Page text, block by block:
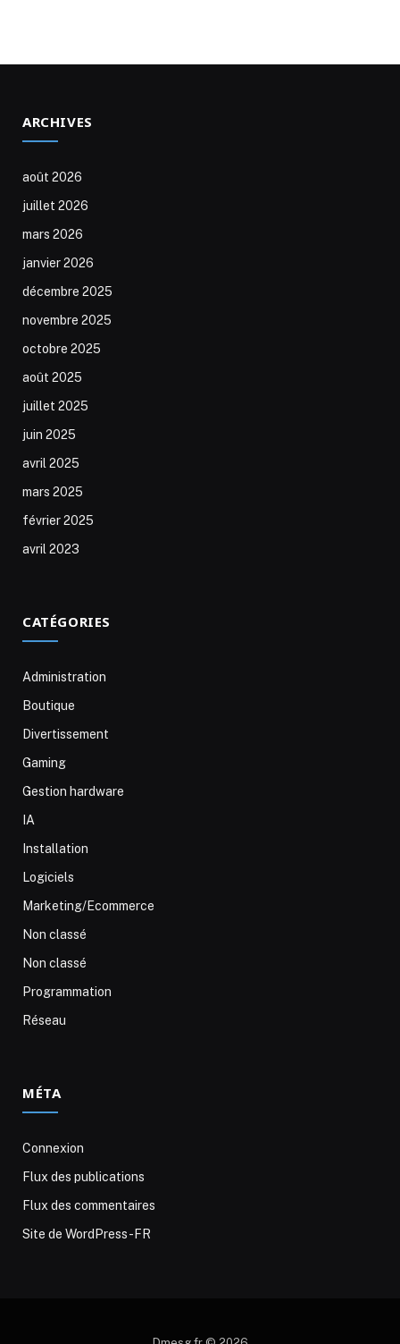
ARCHIVES
août 2026
juillet 2026
mars 2026
janvier 2026
décembre 2025
novembre 2025
octobre 2025
août 2025
juillet 2025
juin 2025
avril 2025
mars 2025
février 2025
avril 2023
CATÉGORIES
Administration
Boutique
Divertissement
Gaming
Gestion hardware
IA
Installation
Logiciels
Marketing/Ecommerce
Non classé
Non classé
Programmation
Réseau
MÉTA
Connexion
Flux des publications
Flux des commentaires
Site de WordPress-FR